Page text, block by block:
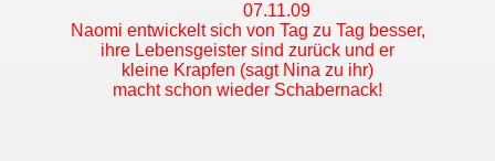
07.11.09
Naomi entwickelt sich von Tag zu Tag besser,
ihre Lebensgeister sind zurück und er
kleine Krapfen (sagt Nina zu ihr)
macht schon wieder Schabernack!